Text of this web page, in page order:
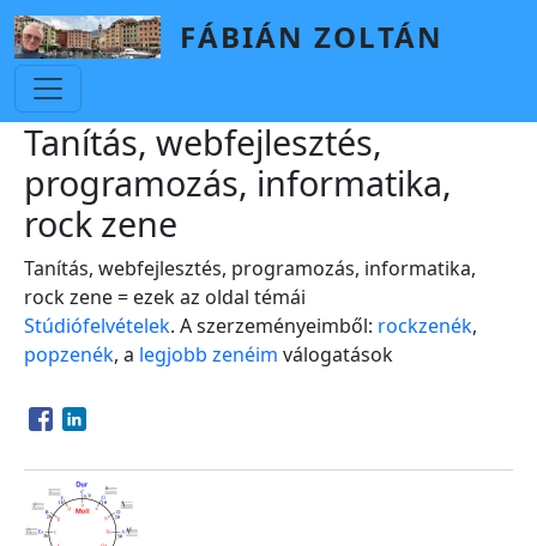
Skip to main content
FÁBIÁN ZOLTÁN
Tanítás, webfejlesztés,
programozás, informatika,
rock zene
Tanítás, webfejlesztés, programozás, informatika,
rock zene = ezek az oldal témái
Stúdiófelvételek. A szerzeményeimből: rockzenék,
popzenék, a legjobb zenéim válogatások
Opens in a new window
Opens in a new window